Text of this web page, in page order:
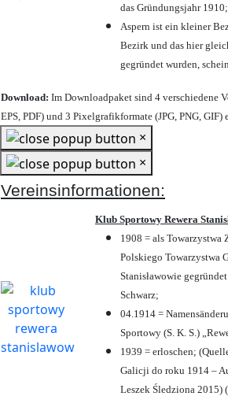
das Gründungsjahr 1910;
Aspern ist ein kleiner
Bezirk und das hier
gegründet wurden,
Download: Im Downloadpaket sind 4 verschiedene
EPS, PDF) und 3 Pixelgrafikformate (JPG, PNG, GIF)
×
×
Vereinsinformationen:
Klub Sportowy Rewera
1908 = als Towarzystwa
Polskiego Towarzystwa
Stanisławowie
Schwarz;
04.1914 =
Sportowy (S. K. S.)
1939 = erloschen;
Galicji do roku 1914 –
Leszek Śledziona 2015)